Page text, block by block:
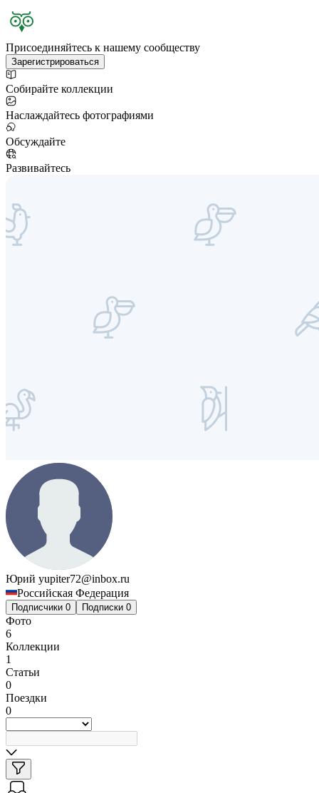
Присоединяйтесь к нашему сообществу
Зарегистрироваться
Собирайте коллекции
Наслаждайтесь фотографиями
Обсуждайте
Развивайтесь
Юрий yupiter72@inbox.ru
Российская Федерация
Подписчики 0 Подписки 0
Фото
6
Коллекции
1
Статьи
0
Поездки
0